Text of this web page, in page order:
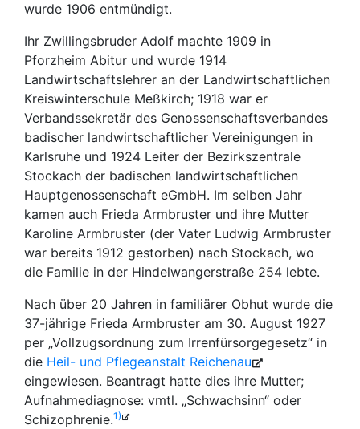
wurde 1906 entmündigt.
Ihr Zwillingsbruder Adolf machte 1909 in
Pforzheim Abitur und wurde 1914
Landwirtschaftslehrer an der Landwirtschaftlichen
Kreiswinterschule Meßkirch; 1918 war er
Verbandssekretär des Genossenschaftsverbandes
badischer landwirtschaftlicher Vereinigungen in
Karlsruhe und 1924 Leiter der Bezirkszentrale
Stockach der badischen landwirtschaftlichen
Hauptgenossenschaft eGmbH. Im selben Jahr
kamen auch Frieda Armbruster und ihre Mutter
Karoline Armbruster (der Vater Ludwig Armbruster
war bereits 1912 gestorben) nach Stockach, wo
die Familie in der Hindelwangerstraße 254 lebte.
Nach über 20 Jahren in familiärer Obhut wurde die
37-jährige Frieda Armbruster am 30. August 1927
per „Vollzugsordnung zum Irrenfürsorgegesetz“ in
die Heil- und Pflegeanstalt Reichenau
eingewiesen. Beantragt hatte dies ihre Mutter;
Aufnahmediagnose: vmtl. „Schwachsinn“ oder
Schizophrenie.1)